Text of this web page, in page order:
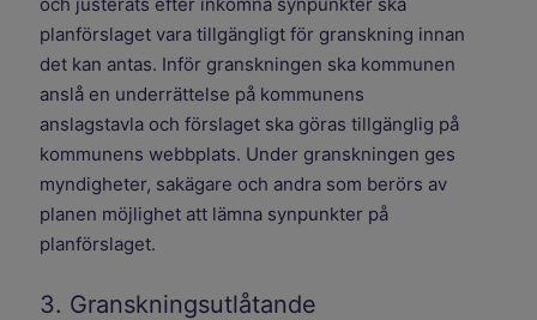
planförslaget vara tillgängligt för granskning innan
det kan antas. Inför granskningen ska kommunen
anslå en underrättelse på kommunens
anslagstavla och förslaget ska göras tillgänglig på
kommunens webbplats. Under granskningen ges
myndigheter, sakägare och andra som berörs av
planen möjlighet att lämna synpunkter på
planförslaget.
3. Granskningsutlåtande